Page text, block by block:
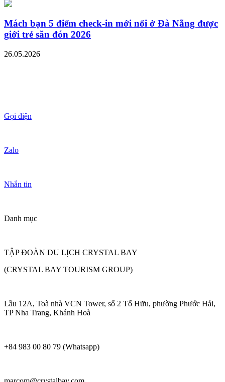
Mách bạn 5 điểm check-in mới nổi ở Đà Nẵng được
giới trẻ săn đón 2026
26.05.2026
Gọi điện
Zalo
Nhắn tin
Danh mục
TẬP ĐOÀN DU LỊCH CRYSTAL BAY
(CRYSTAL BAY TOURISM GROUP)
Lầu 12A, Toà nhà VCN Tower, số 2 Tố Hữu, phường Phước Hải,
TP Nha Trang, Khánh Hoà
+84 983 00 80 79 (Whatsapp)